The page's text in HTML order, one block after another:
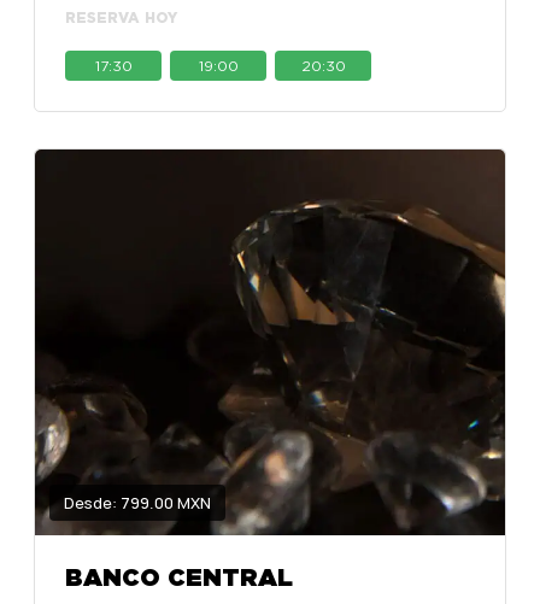
RESERVA HOY
17:30 19:00 20:30
Desde: 799.00 MXN
BANCO CENTRAL